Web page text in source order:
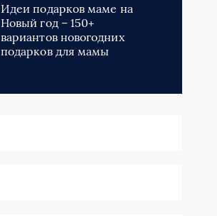
Идеи подарков маме на
Новый год – 150+
вариантов новогодних
подарков для мамы